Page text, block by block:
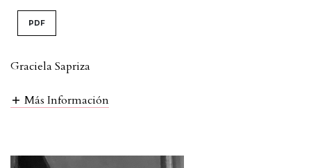
PDF
Graciela Sapriza
Más Información